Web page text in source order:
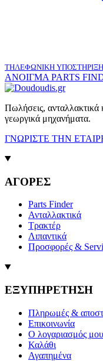
ΤΗΛΕΦΩΝΙΚΗ ΥΠΟΣΤΗΡΙΞΗ
ΑΝΟΙΓΜΑ PARTS
Πωλήσεις, ανταλλακτικά
γεωργικά μηχανήματα.
ΓΝΩΡΙΣΤΕ ΤΗΝ
ΑΓΟΡΕΣ
Parts Finder
Ανταλλακτικά
Τρακτέρ
Λιπαντικά
Προσφορές &
ΕΞΥΠΗΡΕΤΗΣΗ
Πληρωμές &
Επικοινωνία
Ο λογαριασμός μου
Καλάθι
Αγαπημένα